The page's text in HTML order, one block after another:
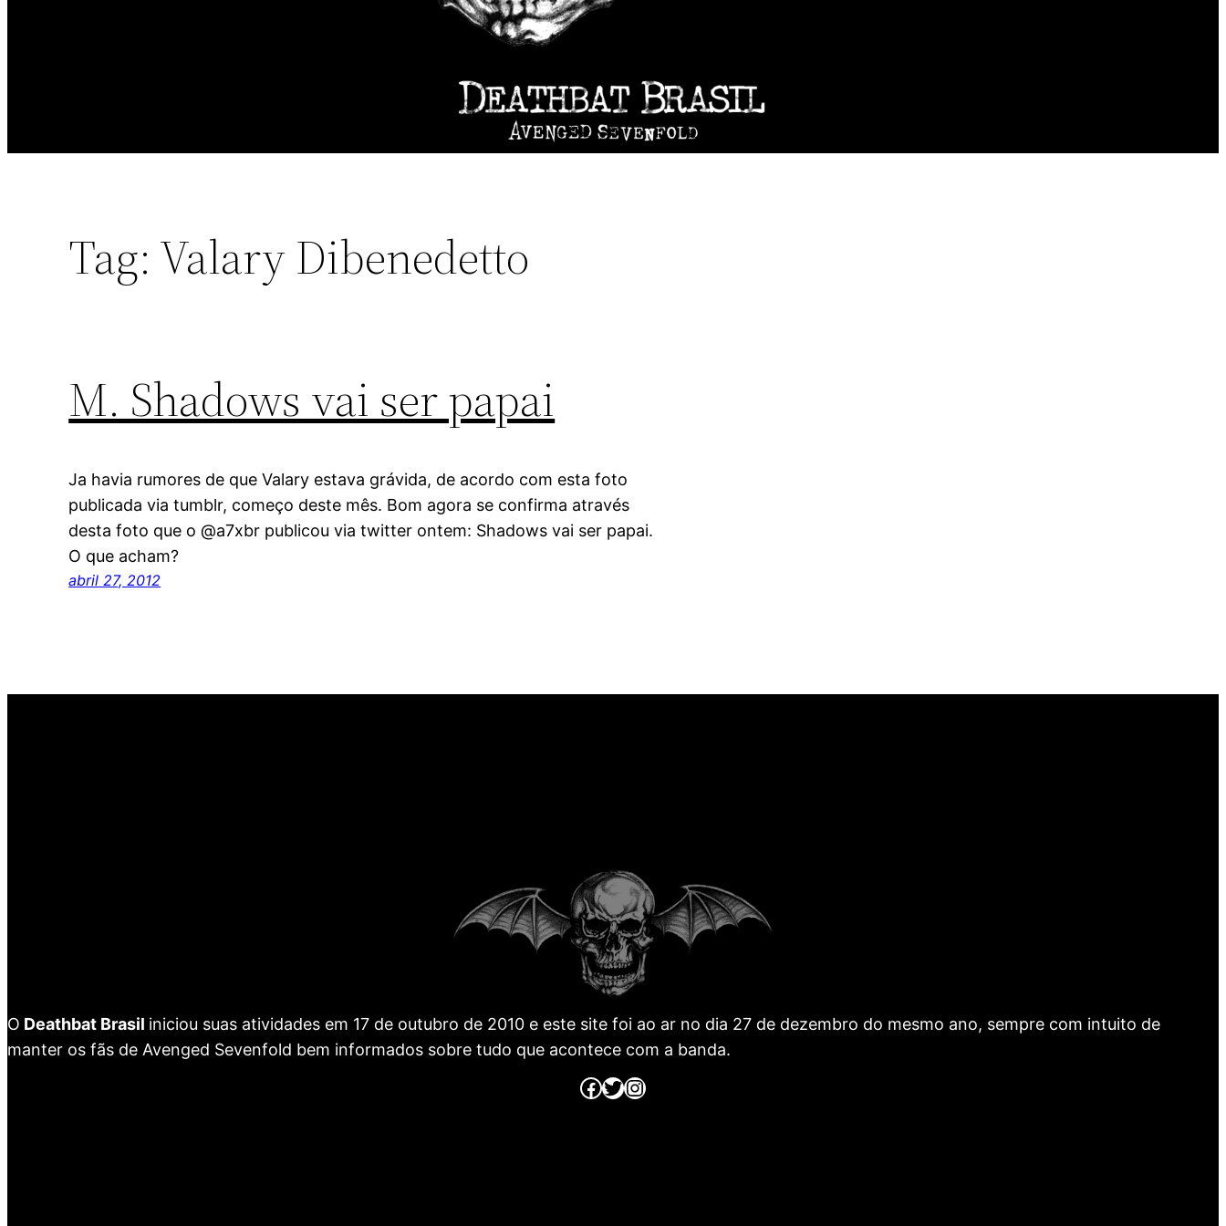
Tag: Valary Dibenedetto
M. Shadows vai ser papai
Ja havia rumores de que Valary estava grávida, de acordo com esta foto
publicada via tumblr, começo deste mês. Bom agora se confirma através
desta foto que o @a7xbr publicou via twitter ontem: Shadows vai ser papai.
O que acham?
abril 27, 2012
O Deathbat Brasil iniciou suas atividades em 17 de outubro de 2010 e este site foi ao ar no dia 27 de dezembro do mesmo ano, sempre com intuito de
manter os fãs de Avenged Sevenfold bem informados sobre tudo que acontece com a banda.
Página no Facebook
Página no Twitter
Página no Instagram